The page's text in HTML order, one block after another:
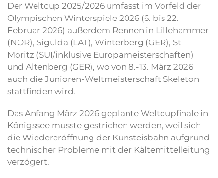
Der Weltcup 2025/2026 umfasst im Vorfeld der
Olympischen Winterspiele 2026 (6. bis 22.
Februar 2026) außerdem Rennen in Lillehammer
(NOR), Sigulda (LAT), Winterberg (GER), St.
Moritz (SUI/inklusive Europameisterschaften)
und Altenberg (GER), wo von 8.-13. März 2026
auch die Junioren-Weltmeisterschaft Skeleton
stattfinden wird.
Das Anfang März 2026 geplante Weltcupfinale in
Königssee musste gestrichen werden, weil sich
die Wiedereröffnung der Kunsteisbahn aufgrund
technischer Probleme mit der Kältemittelleitung
verzögert.